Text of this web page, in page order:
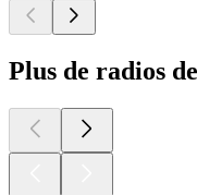
Plus de radios